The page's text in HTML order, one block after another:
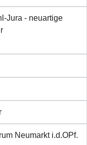
Jura - neuartige
Neumarkt i.d.OPf.